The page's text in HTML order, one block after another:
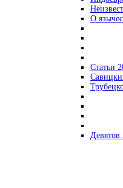
О
Статьи